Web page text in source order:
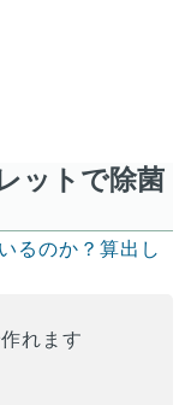
ットで除菌
るのか？算出し
れます